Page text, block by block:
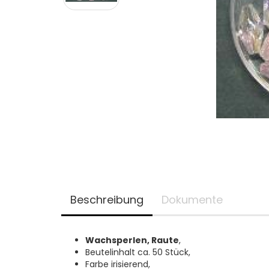
Beschreibung Dokumente
Wachsperlen, Raute,
Beutelinhalt ca. 50 Stück,
Farbe irisierend,